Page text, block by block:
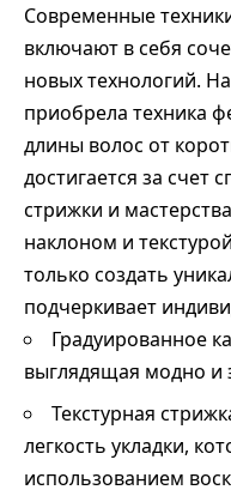
Современные
включают в себя
новых технологий.
приобрела техника
длины волос от
достигается за счет
стрижки и
наклоном и
только создать
подчеркивает
Градуированное
выглядящая модно и
Текстурная
легкость укладки,
использованием